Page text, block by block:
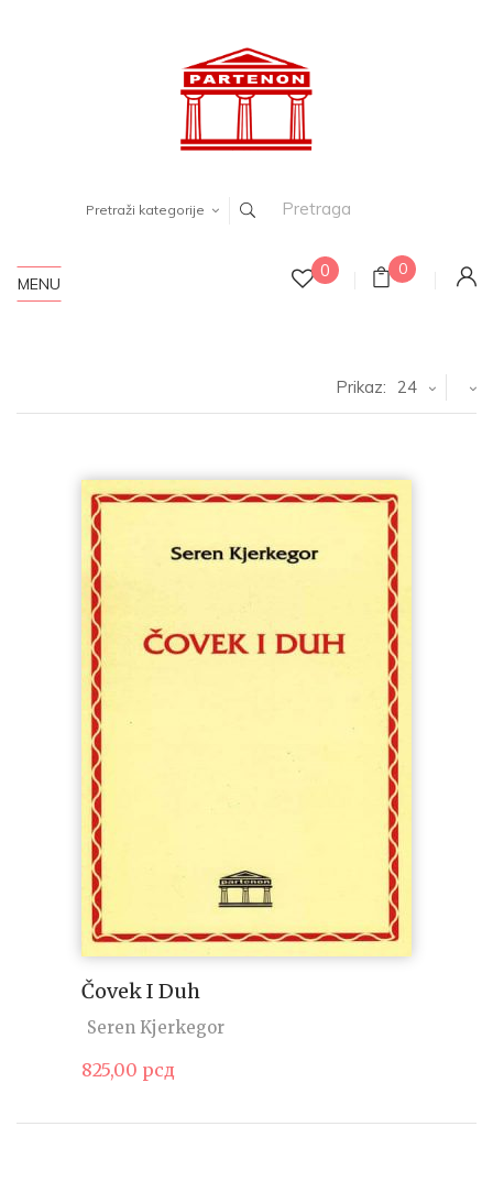
Pretraži kategorije
0 0
MENU
Prikaz: 24
Čovek I Duh
Seren Kjerkegor
825,00 рсд